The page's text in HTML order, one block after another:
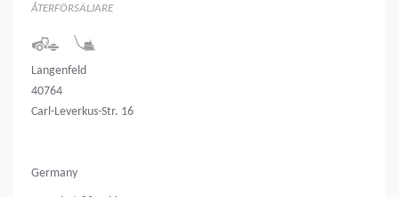
ÅTERFÖRSÄLJARE
Langenfeld
40764
Carl-Leverkus-Str. 16
Germany